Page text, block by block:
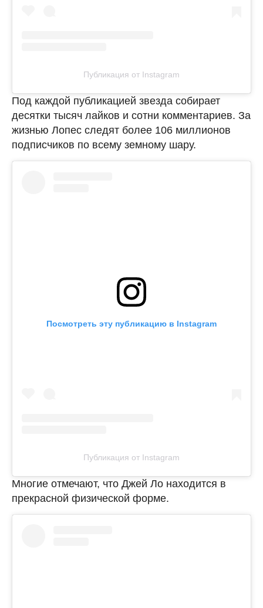
Публикация от Instagram
Под каждой публикацией звезда собирает
десятки тысяч лайков и сотни комментариев. За
жизнью Лопес следят более 106 миллионов
подписчиков по всему земному шару.
Посмотреть эту публикацию в Instagram
Публикация от Instagram
Многие отмечают, что Джей Ло находится в
прекрасной физической форме.